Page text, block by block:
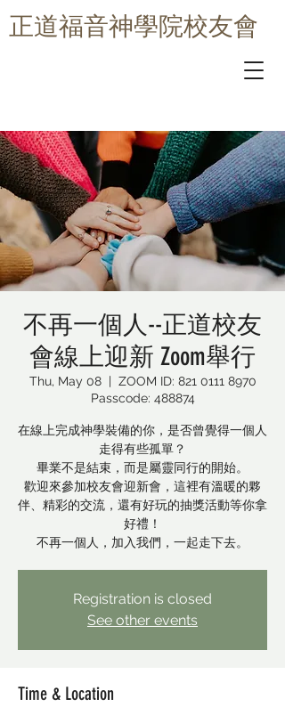
​正道福音神學院校友會
不再一個人--正道校友
會線上迎新 Zoom舉行
Thu, May 08
  |
ZOOM ID: 821 0111 8970
Passcode: 488874
在線上完成神學裝備的你，是否曾覺得一個人
走得有些孤單？
畢業不是結束，而是屬靈同行的開始。
歡迎來參加校友會迎新會，這裡有溫暖的夥
伴、精彩的交流，還有好玩的抽獎活動等你拿
好禮！
不再一個人，加入我們，一起走下去。
Registration is closed
See other events
Time & Location